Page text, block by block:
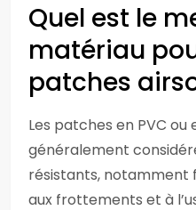
Quel est le
matériau
patches
Les patches en PVC ou
généralement
résistants, notamment
aux frottements et à